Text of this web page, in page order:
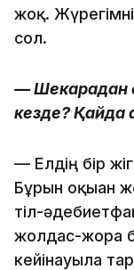
жоқ.
сол.
— Шекарадан
кезде? Қайда
— Елдің бір
Бұрын оқыған
тіл-
жолдас-жора
кейінауылға